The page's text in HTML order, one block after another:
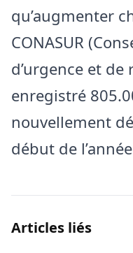
qu’augmenter
CONASUR
d’urgence et
enregistré
nouvellement
début de
Articles liés